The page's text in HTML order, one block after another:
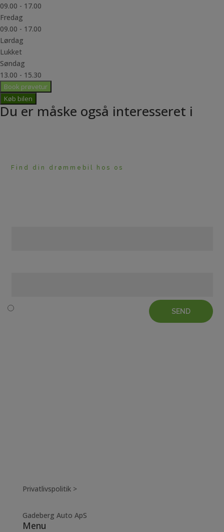
09.00 - 17.00
Fredag
09.00 - 17.00
Lørdag
Lukket
Søndag
13.00 - 15.30
Book prøvetur
Køb bilen
Du er måske også interesseret i
Find din drømmebil hos os
SEND
Privatlivspolitik >
Gadeberg Auto ApS
Menu